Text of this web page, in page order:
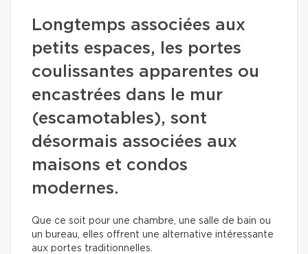
Longtemps associées aux
petits espaces, les portes
coulissantes apparentes ou
encastrées dans le mur
(escamotables), sont
désormais associées aux
maisons et condos
modernes.
Que ce soit pour une chambre, une salle de bain ou
un bureau, elles offrent une alternative intéressante
aux portes traditionnelles.